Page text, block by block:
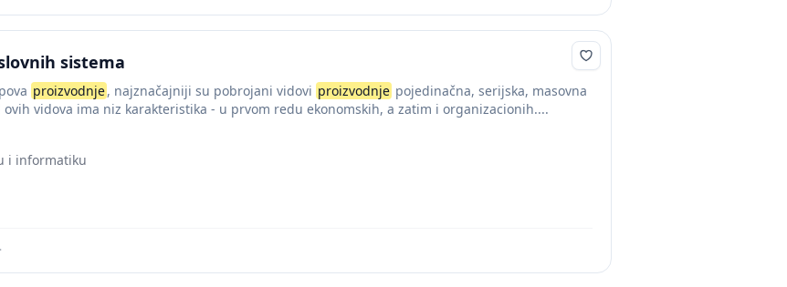
sistema
proizvodnje, najznačajniji su pobrojani vidovi proizvodnje pojedinačna, serijska, masovna
ovih vidova ima niz karakteristika - u prvom redu ekonomskih, a zatim i organizacionih....
i informatiku